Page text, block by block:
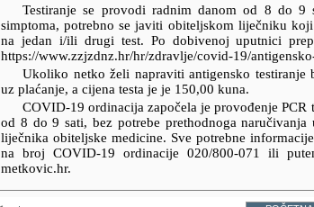
Testiranje se provodi radnim danom od 8 do
simptoma, potrebno se javiti obiteljskom liječniku
na jedan i/ili drugi test. Po dobivenoj uputnici
https://www.zzjzdnz.hr/hr/zdravlje/covid-19/
Ukoliko netko želi napraviti antigensko
uz plaćanje, a cijena testa je je 150,00 kuna.
COVID-19 ordinacija započela je provođenje PCR
od 8 do 9 sati, bez potrebe prethodnoga
liječnika obiteljske medicine. Sve potrebne
na broj COVID-19 ordinacije 020/800-071 ili
metkovic.hr.